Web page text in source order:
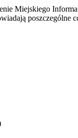
Miejskiego